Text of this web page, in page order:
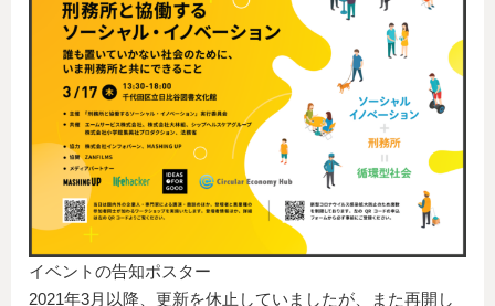
イベントの告知ポスター
2021年3月以降、更新を休止していましたが、また再開し